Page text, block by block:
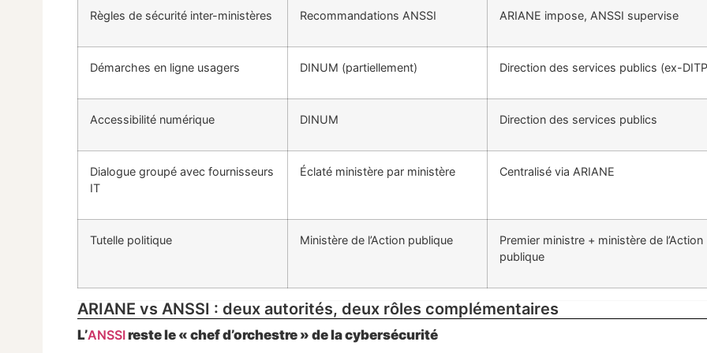
Règles de sécurité inter-ministères Recommandations ANSSI ARIANE impose, ANSSI supervise
Démarches en ligne usagers DINUM (partiellement) Direction des services publics (ex-
Accessibilité numérique DINUM Direction des services publics
Dialogue groupé avec fournisseurs
IT
Éclaté ministère par ministère Centralisé via ARIANE
Tutelle politique Ministère de l’Action publique
Premier ministre + ministère de l’Action
publique
ARIANE vs ANSSI : deux autorités, deux rôles complémentaires
L’ANSSIreste le « chef d’orchestre » de la cybersécurité